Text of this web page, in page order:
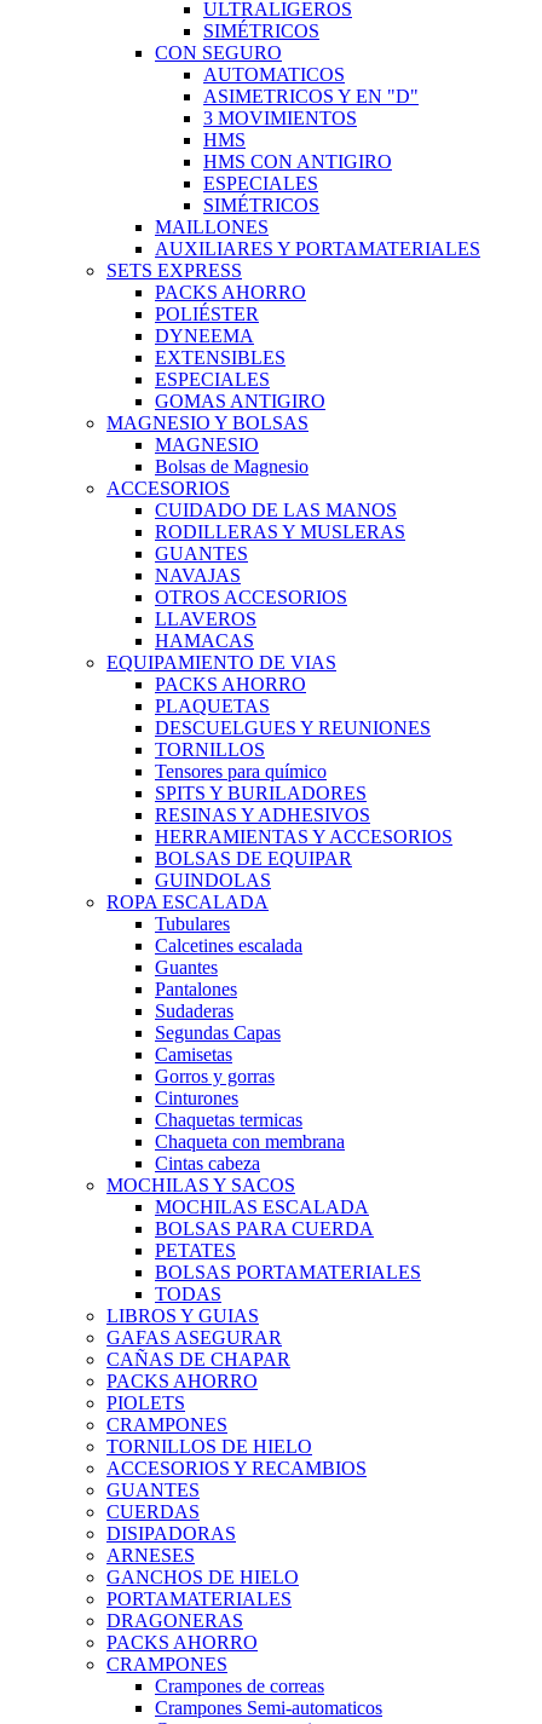
ULTRALIGEROS
SIMÉTRICOS
CON SEGURO
AUTOMATICOS
ASIMETRICOS Y EN "D"
3 MOVIMIENTOS
HMS
HMS CON ANTIGIRO
ESPECIALES
SIMÉTRICOS
MAILLONES
AUXILIARES Y PORTAMATERIALES
SETS EXPRESS
PACKS AHORRO
POLIÉSTER
DYNEEMA
EXTENSIBLES
ESPECIALES
GOMAS ANTIGIRO
MAGNESIO Y BOLSAS
MAGNESIO
Bolsas de Magnesio
ACCESORIOS
CUIDADO DE LAS MANOS
RODILLERAS Y MUSLERAS
GUANTES
NAVAJAS
OTROS ACCESORIOS
LLAVEROS
HAMACAS
EQUIPAMIENTO DE VIAS
PACKS AHORRO
PLAQUETAS
DESCUELGUES Y REUNIONES
TORNILLOS
Tensores para químico
SPITS Y BURILADORES
RESINAS Y ADHESIVOS
HERRAMIENTAS Y ACCESORIOS
BOLSAS DE EQUIPAR
GUINDOLAS
ROPA ESCALADA
Tubulares
Calcetines escalada
Guantes
Pantalones
Sudaderas
Segundas Capas
Camisetas
Gorros y gorras
Cinturones
Chaquetas termicas
Chaqueta con membrana
Cintas cabeza
MOCHILAS Y SACOS
MOCHILAS ESCALADA
BOLSAS PARA CUERDA
PETATES
BOLSAS PORTAMATERIALES
TODAS
LIBROS Y GUIAS
GAFAS ASEGURAR
CAÑAS DE CHAPAR
PACKS AHORRO
PIOLETS
CRAMPONES
TORNILLOS DE HIELO
ACCESORIOS Y RECAMBIOS
GUANTES
CUERDAS
DISIPADORAS
ARNESES
GANCHOS DE HIELO
PORTAMATERIALES
DRAGONERAS
PACKS AHORRO
CRAMPONES
Crampones de correas
Crampones Semi-automaticos